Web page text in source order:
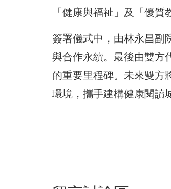
「健康與福祉」及「優
簽署儀式中，由林永昌副
與合作永續。最後由雙方
的重要里程碑。未來雙方
環境，攜手建構健康閱讀